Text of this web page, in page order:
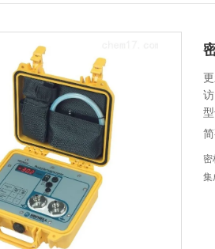
型
密
集